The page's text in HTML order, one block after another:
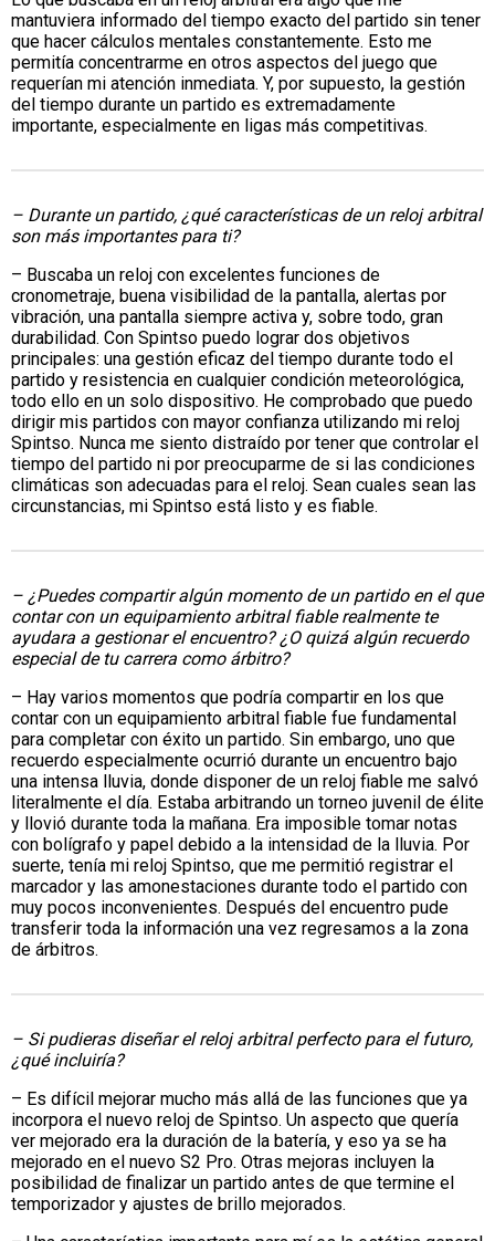
mantuviera informado del tiempo exacto del partido sin tener
que hacer cálculos mentales constantemente. Esto me
permitía concentrarme en otros aspectos del juego que
requerían mi atención inmediata. Y, por supuesto, la gestión
del tiempo durante un partido es extremadamente
importante, especialmente en ligas más competitivas.
– Durante un partido, ¿qué características de un reloj arbitral
son más importantes para ti?
– Buscaba un reloj con excelentes funciones de
cronometraje, buena visibilidad de la pantalla, alertas por
vibración, una pantalla siempre activa y, sobre todo, gran
durabilidad. Con Spintso puedo lograr dos objetivos
principales: una gestión eficaz del tiempo durante todo el
partido y resistencia en cualquier condición meteorológica,
todo ello en un solo dispositivo. He comprobado que puedo
dirigir mis partidos con mayor confianza utilizando mi reloj
Spintso. Nunca me siento distraído por tener que controlar el
tiempo del partido ni por preocuparme de si las condiciones
climáticas son adecuadas para el reloj. Sean cuales sean las
circunstancias, mi Spintso está listo y es fiable.
– ¿Puedes compartir algún momento de un partido en el que
contar con un equipamiento arbitral fiable realmente te
ayudara a gestionar el encuentro? ¿O quizá algún recuerdo
especial de tu carrera como árbitro?
– Hay varios momentos que podría compartir en los que
contar con un equipamiento arbitral fiable fue fundamental
para completar con éxito un partido. Sin embargo, uno que
recuerdo especialmente ocurrió durante un encuentro bajo
una intensa lluvia, donde disponer de un reloj fiable me salvó
literalmente el día. Estaba arbitrando un torneo juvenil de élite
y llovió durante toda la mañana. Era imposible tomar notas
con bolígrafo y papel debido a la intensidad de la lluvia. Por
suerte, tenía mi reloj Spintso, que me permitió registrar el
marcador y las amonestaciones durante todo el partido con
muy pocos inconvenientes. Después del encuentro pude
transferir toda la información una vez regresamos a la zona
de árbitros.
– Si pudieras diseñar el reloj arbitral perfecto para el futuro,
¿qué incluiría?
– Es difícil mejorar mucho más allá de las funciones que ya
incorpora el nuevo reloj de Spintso. Un aspecto que quería
ver mejorado era la duración de la batería, y eso ya se ha
mejorado en el nuevo S2 Pro. Otras mejoras incluyen la
posibilidad de finalizar un partido antes de que termine el
temporizador y ajustes de brillo mejorados.